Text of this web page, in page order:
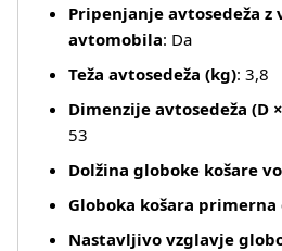
Več o izdelku
Pripenjanje avtosedeža z
avtomobila: Da
Teža avtosedeža (kg): 3,8
Dimenzije avtosedeža (D
53
Dolžina globoke košare
Globoka košara primerna
Nastavljivo vzglavje